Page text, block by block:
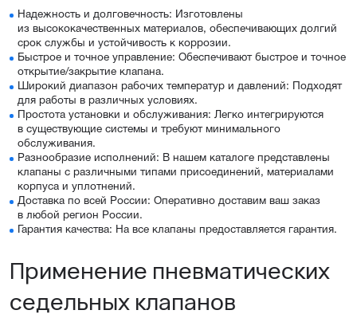
Надежность и долговечность: Изготовлены
из высококачественных материалов, обеспечивающих долгий
срок службы и устойчивость к коррозии.
Быстрое и точное управление: Обеспечивают быстрое и точное
открытие/закрытие клапана.
Широкий диапазон рабочих температур и давлений: Подходят
для работы в различных условиях.
Простота установки и обслуживания: Легко интегрируются
в существующие системы и требуют минимального
обслуживания.
Разнообразие исполнений: В нашем каталоге представлены
клапаны с различными типами присоединений, материалами
корпуса и уплотнений.
Доставка по всей России: Оперативно доставим ваш заказ
в любой регион России.
Гарантия качества: На все клапаны предоставляется гарантия.
Применение пневматических
седельных клапанов